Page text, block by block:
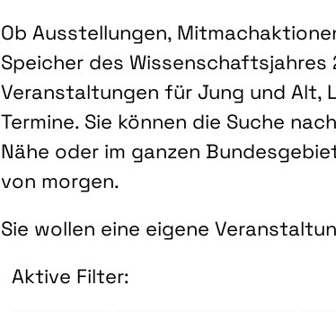
Ob Ausstellungen,
Speicher des
Veranstaltungen für Jung und Alt,
Termine. Sie können die Suche
Nähe oder im ganzen
von morgen.
Sie wollen eine eigene
Aktive Filter: